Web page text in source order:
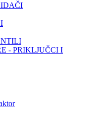
- PRIKLJUČCI I